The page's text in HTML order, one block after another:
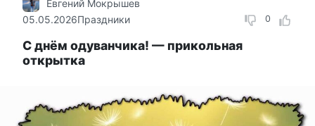
0
Евгений Мокрышев
05.05.2026Праздники
С днём одуванчика! — прикольная
открытка